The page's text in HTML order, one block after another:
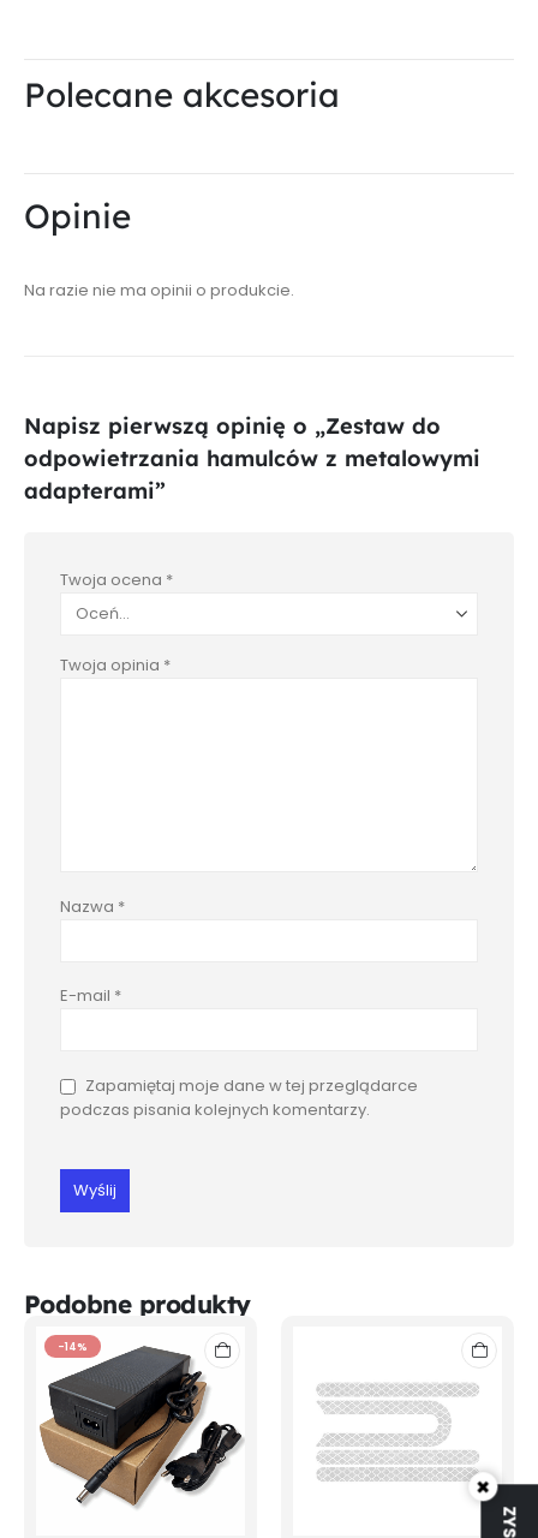
Polecane akcesoria
Opinie
Na razie nie ma opinii o produkcie.
Napisz pierwszą opinię o „Zestaw do
odpowietrzania hamulców z metalowymi
adapterami”
Twoja ocena *
Twoja opinia *
Nazwa *
E-mail *
Zapamiętaj moje dane w tej przeglądarce
podczas pisania kolejnych komentarzy.
Podobne produkty
-14%
×